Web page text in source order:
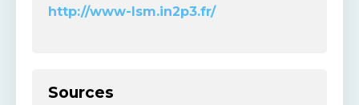
http://www-lsm.in2p3.fr/
Sources